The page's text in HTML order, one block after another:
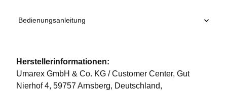
Bedienungsanleitung
Herstellerinformationen:
Umarex GmbH & Co. KG / Customer Center, Gut
Nierhof 4, 59757 Arnsberg, Deutschland,